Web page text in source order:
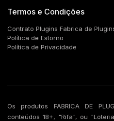
Termos e Condições
Contrato Plugins Fabrica de
Política de Estorno
Política de Privacidade
Os produtos FABRICA DE
conteúdos 18+, "Rifa", ou